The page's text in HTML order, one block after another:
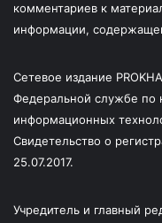
комментариев к
информации,
Сетевое издание
Федеральной службе по
информационных
Свидетельство о
25.07.2017.
Учредитель и главный